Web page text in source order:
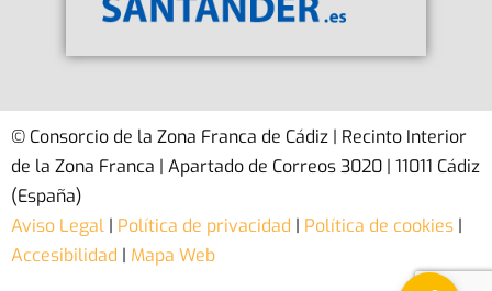
© Consorcio de la Zona Franca de Cádiz | Recinto Interior
de la Zona Franca | Apartado de Correos 3020 | 11011 Cádiz
(España)
Aviso Legal | Política de privacidad | Política de cookies |
Accesibilidad | Mapa Web